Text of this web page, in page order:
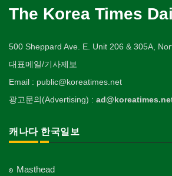
Veterinarian
Ophthalmologist
의사-외과
Surgeon
의사-치과
의사-가정의
의사-기타
양복점
Tailor
Fashion/Boutique
Blanket
웨딩서비스
자수
개인지도-서예
Private Lesson-Calligraphy
Private Lesson-Art/Photograph
Private Lesson-Ballet/Dance
개인지도-꽃꽂이
개인지도-기타
유아원/데이케어
보석감정사
Gemologist
인쇄
Funeral Home
배관/플러밍
스테이징 홈
Staging Home
전기공사/수리
Electric Work
Landscaping/Gardening
자동차-타이어
자동차-판매/리스
Sales/Lease
자동차-견인
Towing
Auto Cleaning
비디오-대여
Sporting Goods
취미/레저
Hobby/Leisure
Taekwondo/Martial Arts
Beauty Salon/Barber Shop
복지상담
Spring Water/Water Purifier
양로원/요양원
Nursing Home
Sauna
Shoe Repair
ETC
아파트
The Korea Times
500 Sheppard Ave. E. Unit 206 & 305A,
대표메일/기사제보
Email : public@koreatimes.net
광고문의(Advertising) :
캐나다 한국일보
Masthead